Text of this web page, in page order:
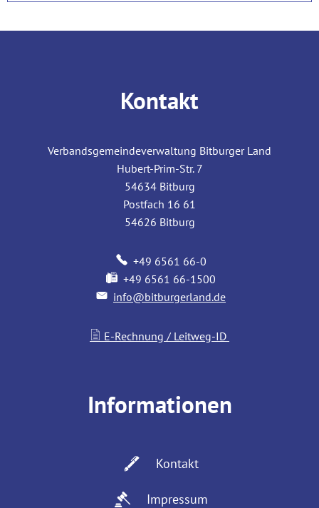
Kontakt
Verbandsgemeindeverwaltung Bitburger Land
Hubert-Prim-Str. 7
54634 Bitburg
Postfach 16 61
54626 Bitburg
+49 6561 66-0
+49 6561 66-1500
info@bitburgerland.de
E-Rechnung / Leitweg-ID
Informationen
Kontakt
Impressum